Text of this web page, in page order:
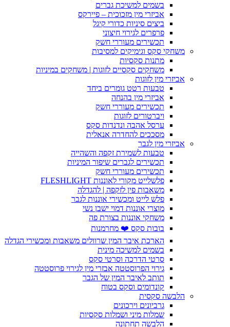
בשמים למשיכת גברים
אביזרי מין מזכוכית – פיירקס
ביצים סיניות כדורי קיגל
פרפרים לגירוי חיצוני
תכשירים מעוררי חשק
משחקי סקס וגימיקים למסיבות
מתנות סקסיות
משחקים סקסיים לזוגות | משחקים במיניות
אביזרי מין לזוגות
טבעות רטט גומרים ביחד
אביזרי מין בהנחה
תכשירים מעוררי חשק
ויברטורים לזוגות
ערסל אהבה ונדנדות סקס
מסככים להחדרה אנאלית
אביזרי מין לגבר
טבעות לשמירת זקפה והשהייה
תכשירים לגברים שיפור המיניות
תכשירים מעוררי חשק
פלשלייט מקורי לאוננות FLESHLIGHT
משאבות פין לזקפה | להגדלה
פלש לייט ומכשירי אוננות לגבר
מוצרי אוננות דמוי ישבן נשי
משחקי אוננות בצורת פה
בובות סקס ❤️ מחרמנות
הארכת איבר המין שרוולים משאבות ומכשירי הגדלה
בשמים למשיכה מינית
סרטי הדרכה וסרטי סקס
גירוי הפרוסטטה אבזרי מין לגירוי פרוסטטה
תותב לאיבר המין של הגבר
קונדומים וסקס בטוח
הלבשה סקסית
גרביונים וירכונים
שמלות מיני ושמלות סקסיות
הלבשה תחתונה